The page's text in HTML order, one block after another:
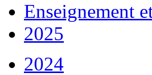
Enseignement
2025
2024